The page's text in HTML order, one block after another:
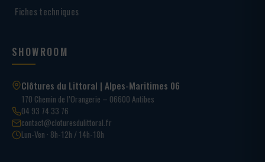
Fiches techniques
SHOWROOM
Clôtures du Littoral | Alpes-Maritimes 06
170 Chemin de l’Orangerie – 06600 Antibes
04 93 74 33 76
contact@cloturesdulittoral.fr
Lun-Ven · 8h-12h / 14h-18h